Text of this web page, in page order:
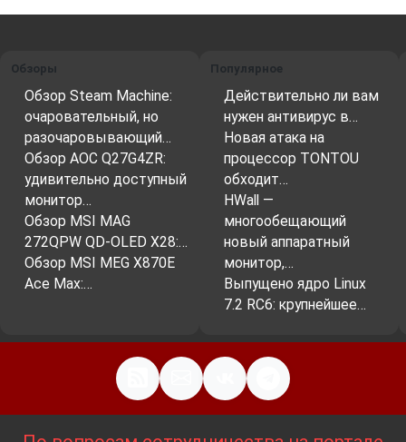
Обзоры
Обзор Steam Machine:
очаровательный, но
разочаровывающий…
Обзор AOC Q27G4ZR:
удивительно доступный
монитор…
Обзор MSI MAG
272QPW QD-OLED X28:…
Обзор MSI MEG X870E
Ace Max:…
Популярное
Действительно ли вам
нужен антивирус в…
Новая атака на
процессор TONTOU
обходит…
HWall —
многообещающий
новый аппаратный
монитор,…
Выпущено ядро Linux
7.2 RC6: крупнейшее…